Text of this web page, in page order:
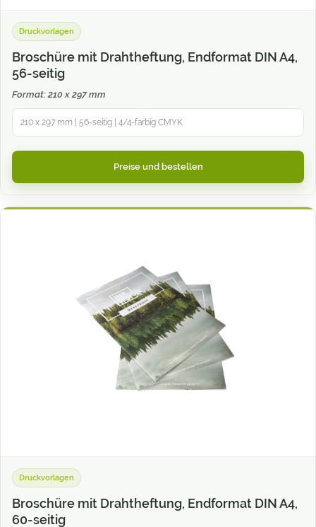
Druckvorlagen
Broschüre mit Drahtheftung, Endformat DIN A4,
56-seitig
Format: 210 x 297 mm
210 x 297 mm | 56-seitig | 4/4-farbig CMYK
Preise und bestellen
Druckvorlagen
Broschüre mit Drahtheftung, Endformat DIN A4,
60-seitig